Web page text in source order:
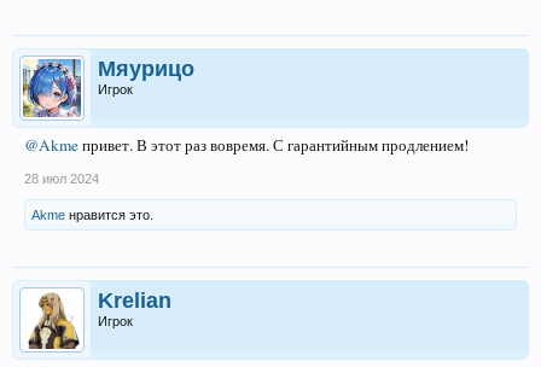
Мяурицо
Игрок
@Akmeпривет. В этот раз вовремя. С гарантийным продлением!
28 июл 2024
Akme нравится это.
Krelian
Игрок